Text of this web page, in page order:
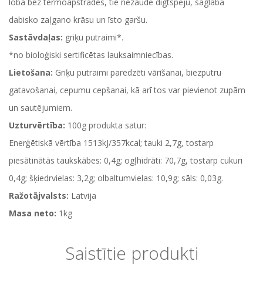
dabisko zaļgano krāsu un īsto garšu.
Sastāvdaļas: griķu putraimi*.
*no bioloģiski sertificētas lauksaimniecības.
Lietošana: Griķu putraimi paredzēti vārīšanai, biezputru
gatavošanai, cepumu cepšanai, kā arī tos var pievienot zupām
un sautējumiem.
Uzturvērtība: 100g produkta satur:
Enerģētiskā vērtība 1513kJ/357kcal; tauki 2,7g, tostarp
piesātinātās taukskābes: 0,4g; ogļhidrāti: 70,7g, tostarp cukuri
0,4g; šķiedrvielas: 3,2g; olbaltumvielas: 10,9g; sāls: 0,03g.
Ražotājvalsts: Latvija
Masa neto: 1kg
Saistītie produkti